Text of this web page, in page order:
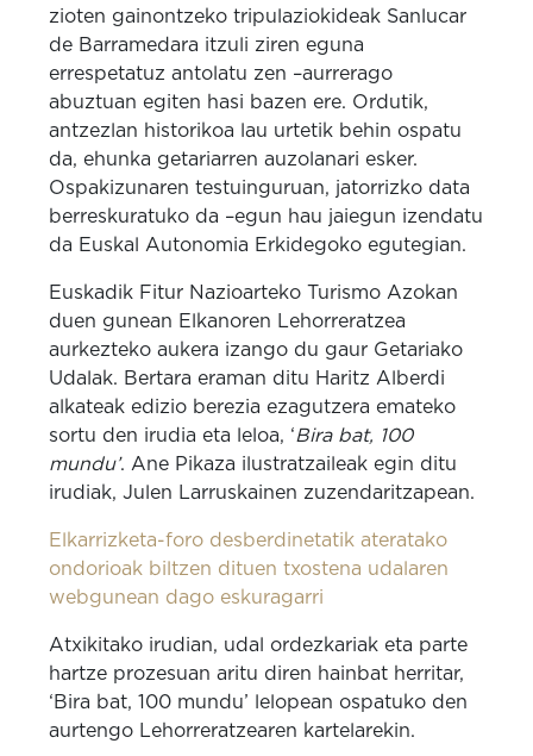
zioten gainontzeko tripulaziokideak Sanlucar
de Barramedara itzuli ziren eguna
errespetatuz antolatu zen –aurrerago
abuztuan egiten hasi bazen ere. Ordutik,
antzezlan historikoa lau urtetik behin ospatu
da, ehunka getariarren auzolanari esker.
Ospakizunaren testuinguruan, jatorrizko data
berreskuratuko da –egun hau jaiegun izendatu
da Euskal Autonomia Erkidegoko egutegian.
Euskadik Fitur Nazioarteko Turismo Azokan
duen gunean Elkanoren Lehorreratzea
aurkezteko aukera izango du gaur Getariako
Udalak. Bertara eraman ditu Haritz Alberdi
alkateak edizio berezia ezagutzera emateko
sortu den irudia eta leloa, ‘Bira bat, 100
mundu’. Ane Pikaza ilustratzaileak egin ditu
irudiak, Julen Larruskainen zuzendaritzapean.
Elkarrizketa-foro desberdinetatik ateratako
ondorioak biltzen dituen txostena udalaren
webgunean dago eskuragarri
Atxikitako irudian, udal ordezkariak eta parte
hartze prozesuan aritu diren hainbat herritar,
‘Bira bat, 100 mundu’ lelopean ospatuko den
aurtengo Lehorreratzearen kartelarekin.